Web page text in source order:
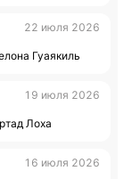
22 июля 2026
Гуаякиль
19 июля 2026
Лоха
16 июля 2026